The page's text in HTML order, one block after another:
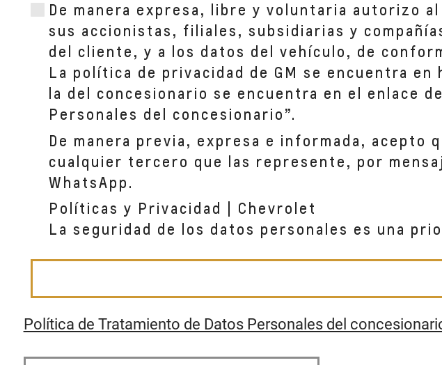
Anillo vial, Villa del Rosario
CUCUTA,
De manera expresa, libre y voluntaria autorizo
sus accionistas, filiales, subsidiarias y
del cliente, y a los datos del vehículo, de
La política de privacidad de GM se encuentra
la del concesionario se encuentra en el enlace
Personales del concesionario”.
De manera previa, expresa e informada, acepto
cualquier tercero que las represente, por
WhatsApp.
Políticas y Privacidad | Chevrolet
La seguridad de los datos personales es una
Política de Tratamiento de Datos Personales del